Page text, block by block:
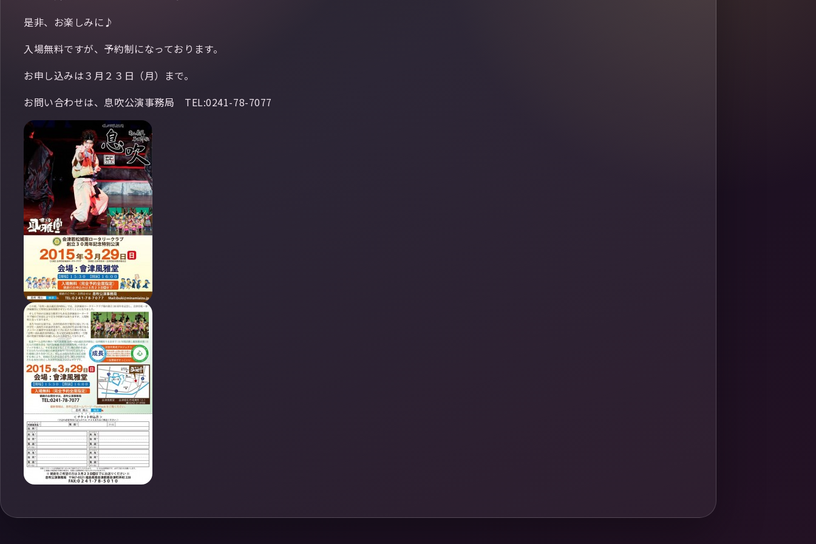
是非、お楽しみに♪
入場無料ですが、予約制になっております。
お申し込みは３月２３日（月）まで。
お問い合わせは、息吹公演事務局 TEL:0241-78-7077